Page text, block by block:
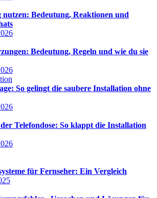
Bedeutung, Reaktionen und
Bedeutung, Regeln und wie du sie
So gelingt die saubere Installation ohne
Telefondose: So klappt die Installation
für Fernseher: Ein Vergleich